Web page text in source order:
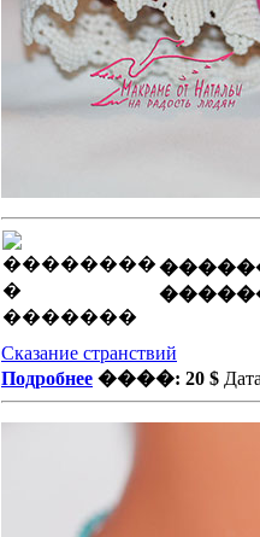
Сказание странствий
Подробнее ����: 20 $